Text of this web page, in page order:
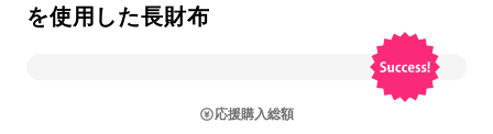
を使用した長財布
応援購入総額